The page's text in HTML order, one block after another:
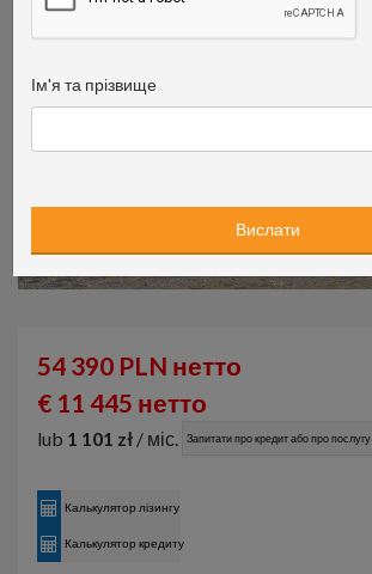
54 390 PLN нетто
€ 11 445 нетто
lub 1 101 zł / міс. Запитати про кредит або про послугу
Калькулятор лізингу
Калькулятор кредиту
Ім'я та прізвище